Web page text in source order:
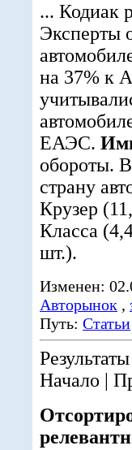
... Кодиак
Эксперты
на 37% к
ЕАЭС.
обороты.
страну
Крузер
Класса
шт.).
Изменен:
Авторынок ,
Путь: Статьи
Начало |